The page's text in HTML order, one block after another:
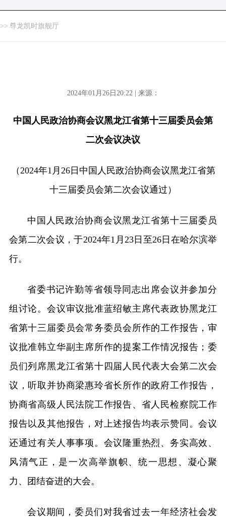
>> 尊龙凯时旗舰厅
2024年01月26日20:22 | 来源：
中国人民政治协商会议黑龙江省第十三届委员会第
二次会议决议
（2024年1月26日中国人民政治协商会议黑龙江省第
十三届委员会第二次会议通过）
中国人民政治协商会议黑龙江省第十三届委员
会第二次会议，于2024年1月23日至26日在哈尔滨举
行。
省委书记许勤等省领导同志出席会议并参加分
组讨论。会议审议批准蓝绍敏主席代表政协黑龙江
省第十三届委员会常务委员会所作的工作报告，审
议批准韩立华副主席所作的提案工作情况报告；委
员们列席黑龙江省第十四届人民代表大会第二次会
议，听取并协商梁惠玲省长所作的政府工作报告，
协商省高级人民法院工作报告、省人民检察院工作
报告以及其他报告，对上述报告均表示赞同。会议
还通过有关人事事项。会议隆重热烈、务实高效、
风清气正，是一次高举旗帜、统一思想、凝心聚
力、团结奋进的大会。
会议期间，委员们对我省过去一年经济社会发